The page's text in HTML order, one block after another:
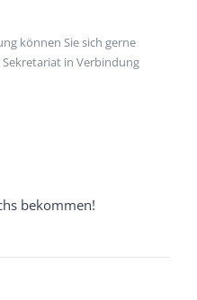
können Sie sich gerne
in Verbindung
bekommen!